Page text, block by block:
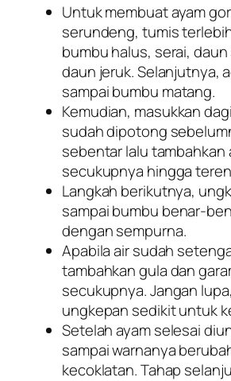
Untuk membuat ayam
serundeng, tumis
bumbu halus, serai,
daun jeruk. Selanjutnya,
sampai bumbu matang.
Kemudian, masukkan
sudah dipotong
sebentar lalu tambahkan
secukupnya hingga
Langkah berikutnya,
sampai bumbu benar-
dengan sempurna.
Apabila air sudah
tambahkan gula dan
secukupnya. Jangan
ungkepan sedikit untuk
Setelah ayam selesai
sampai warnanya
kecoklatan. Tahap